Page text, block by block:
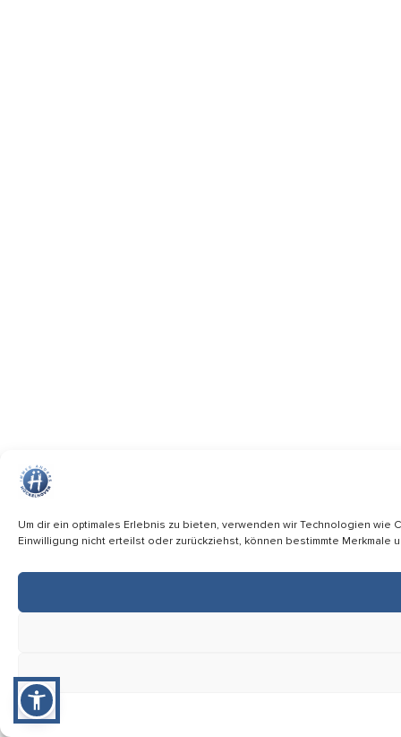
Um dir ein optimales Erlebnis zu bieten, verwenden wir Technologien
Einwilligung nicht erteilst oder zurückziehst, können bestimmte Merkmale